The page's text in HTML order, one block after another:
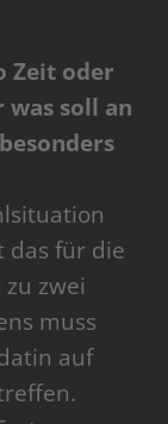
Zeit oder
was soll an
das für die
zwei
muss
auf